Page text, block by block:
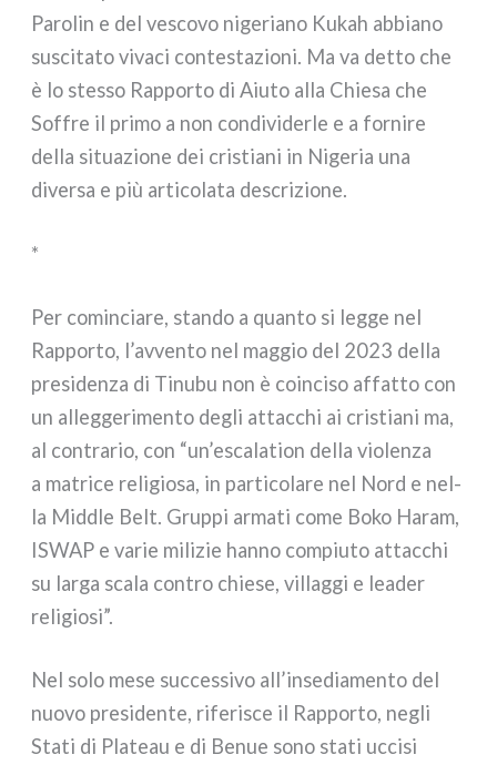
Parolin e del vesco­vo nige­ria­no Kukah abbia­no
susci­ta­to viva­ci con­te­sta­zio­ni. Ma va det­to che
è lo stes­so Rapporto di Aiuto alla Chiesa che
Soffre il pri­mo a non con­di­vi­der­le e a for­ni­re
del­la situa­zio­ne dei cri­stia­ni in Nigeria una
diver­sa e più arti­co­la­ta descri­zio­ne.
*
Per comin­cia­re, stan­do a quan­to si leg­ge nel
Rapporto, l’avvento nel mag­gio del 2023 del­la
pre­si­den­za di Tinubu non è coin­ci­so affat­to con
un alleg­ge­ri­men­to degli attac­chi ai cri­stia­ni ma,
al con­tra­rio, con “un’escalation del­la vio­len­za
a matri­ce reli­gio­sa, in par­ti­co­la­re nel Nord e nel­
la Middle Belt. Gruppi arma­ti come Boko Haram,
ISWAP e varie mili­zie han­no com­piu­to attac­chi
su lar­ga sca­la con­tro chie­se, vil­lag­gi e lea­der
reli­gio­si”.
Nel solo mese suc­ces­si­vo all’insediamento del
nuo­vo pre­si­den­te, rife­ri­sce il Rapporto, negli
Stati di Plateau e di Benue sono sta­ti ucci­si